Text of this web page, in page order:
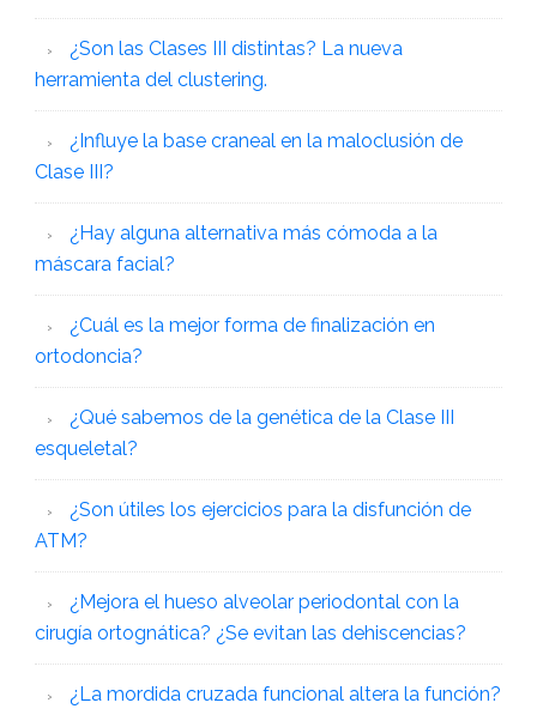
¿Son las Clases III distintas? La nueva
herramienta del clustering.
¿Influye la base craneal en la maloclusión de
Clase III?
¿Hay alguna alternativa más cómoda a la
máscara facial?
¿Cuál es la mejor forma de finalización en
ortodoncia?
¿Qué sabemos de la genética de la Clase III
esqueletal?
¿Son útiles los ejercicios para la disfunción de
ATM?
¿Mejora el hueso alveolar periodontal con la
cirugía ortognática? ¿Se evitan las dehiscencias?
¿La mordida cruzada funcional altera la función?